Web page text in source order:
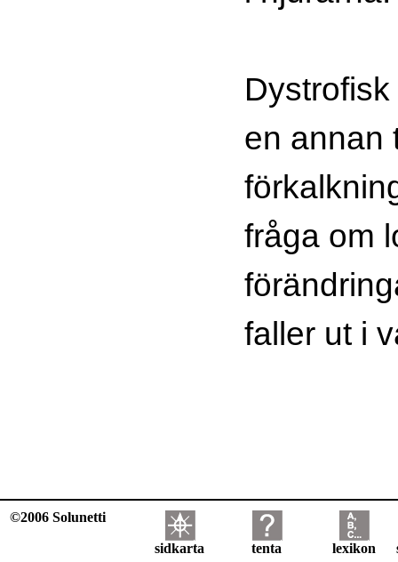
en annan
fråga om
faller ut i
©2006 Solunetti
sidkarta tenta lexikon